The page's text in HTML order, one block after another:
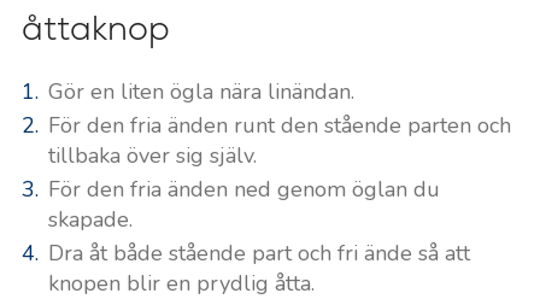
åttaknop
Gör en liten ögla nära linändan.
För den fria änden runt den stående parten och
tillbaka över sig själv.
För den fria änden ned genom öglan du
skapade.
Dra åt både stående part och fri ände så att
knopen blir en prydlig åtta.